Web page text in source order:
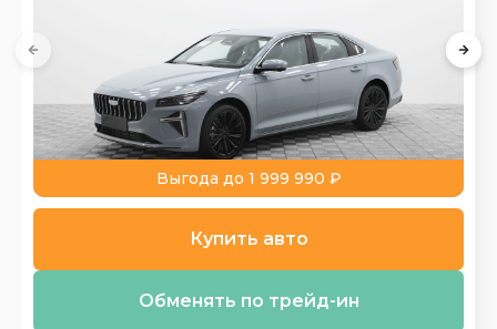
Выгода до 1 999 990 ₽
Купить авто
Обменять по трейд-ин